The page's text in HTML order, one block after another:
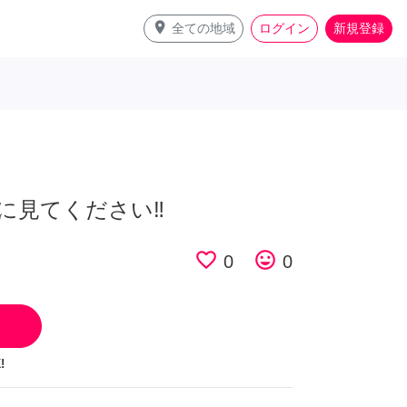
place 全ての地域 ログイン 新規登録
見てください‼️
favorite_border 0 tag_faces 0